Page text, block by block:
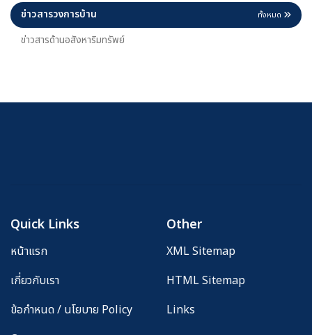
ข่าวสารวงการบ้าน ทั้งหมด
ข่าวสารด้านอสังหาริมทรัพย์
Quick Links
หน้าแรก
เกี่ยวกับเรา
ข้อกำหนด / นโยบาย Policy
Other
XML Sitemap
HTML Sitemap
Links